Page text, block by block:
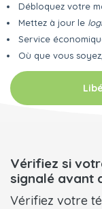
Débloquez votre
Mettez à jour le
Service
Où que vous
Vérifiez si
signalé avant
Vérifiez votre